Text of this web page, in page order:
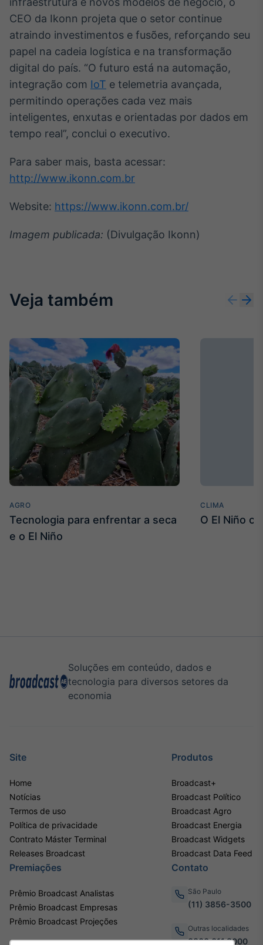
CEO da Ikonn projeta que o setor continue
atraindo investimentos e fusões, reforçando seu
papel na cadeia logística e na transformação
digital do país. “O futuro está na automação,
integração com IoT e telemetria avançada,
permitindo operações cada vez mais
inteligentes, enxutas e orientadas por dados em
tempo real”, conclui o executivo.
Para saber mais, basta acessar:
http://www.ikonn.com.br
Website: https://www.ikonn.com.br/
Imagem publicada: (Divulgação Ikonn)
Veja também
AGRO
Tecnologia para enfrentar a seca
e o El Niño
CLIMA
O El Niño
Soluções em conteúdo, dados e
tecnologia para diversos setores da
economia
Site
Home
Notícias
Termos de uso
Política de privacidade
Contrato Máster Terminal
Releases Broadcast
Produtos
Broadcast+
Broadcast Político
Broadcast Agro
Broadcast Energia
Broadcast Widgets
Broadcast Data Feed
Premiações
Prêmio Broadcast Analistas
Prêmio Broadcast Empresas
Prêmio Broadcast Projeções
Contato
São Paulo
(11) 3856-3500
Outras localidades
0800.011.3000